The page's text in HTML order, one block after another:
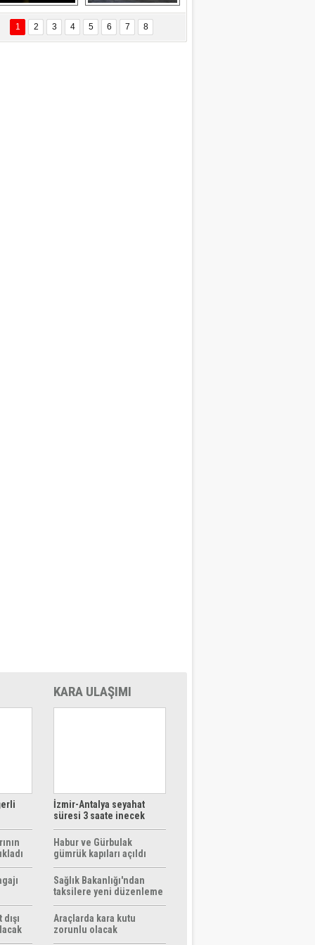
ÖZYANIK
Değişti?
Delta uçağına
yıldırım çarptı
Ford Focus RS
(2015)
1 2 3 4 5 6 7 8
KARA ULAŞIMI
İzmir-Antalya seyahat
süresi 3 saate inecek
Habur ve Gürbulak
gümrük kapıları açıldı
Sağlık Bakanlığı'ndan
taksilere yeni düzenleme
Araçlarda kara kutu
zorunlu olacak